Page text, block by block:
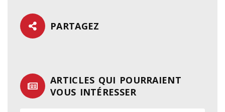
PARTAGEZ
ARTICLES QUI POURRAIENT
VOUS INTÉRESSER